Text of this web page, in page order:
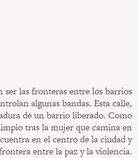
ser las fronteras entre los barrios
algunas bandas. Esta calle,
de un barrio liberado. Como
tras la mujer que camina en
en el centro de la ciudad y
entre la paz y la violencia.